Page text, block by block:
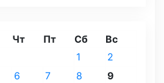
Чт Пт Сб Вс
1
2
6 7 8
9